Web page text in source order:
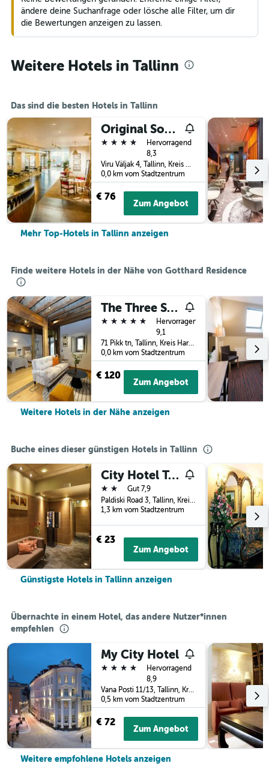
ändere deine Suchanfrage oder lösche alle Filter, um dir
die Bewertungen anzeigen zu lassen.
Weitere Hotels in Tallinn
Das sind die besten Hotels in Tallinn
Original Sokos Hotel Viru
4 Sterne
Hervorragend
8,3
Viru Väljak 4, Tallinn, Kreis Harju, Estland
0,0 km vom Stadtzentrum
€ 76
Zum Angebot
Mehr Top-Hotels in Tallinn anzeigen
Finde weitere Hotels in der Nähe von Gotthard Residence
The Three Sisters Hotel
5 Sterne
Hervorragend
9,1
71 Pikk tn, Tallinn, Kreis Harju, Estland
0,0 km vom Stadtzentrum
€ 120
Zum Angebot
Weitere Hotels in der Nähe anzeigen
Buche eines dieser günstigen Hotels in Tallinn
City Hotel Tallinn by Unique Hotels
2 SterneGut 7,9
Paldiski Road 3, Tallinn, Kreis Harju, Estland
1,3 km vom Stadtzentrum
€ 23
Zum Angebot
Günstigste Hotels in Tallinn anzeigen
Übernachte in einem Hotel, das andere Nutzer*innen
empfehlen
My City Hotel
4 Sterne
Hervorragend
8,9
Vana Posti 11/13, Tallinn, Kreis Harju, Estland
0,5 km vom Stadtzentrum
€ 72
Zum Angebot
Weitere empfohlene Hotels anzeigen